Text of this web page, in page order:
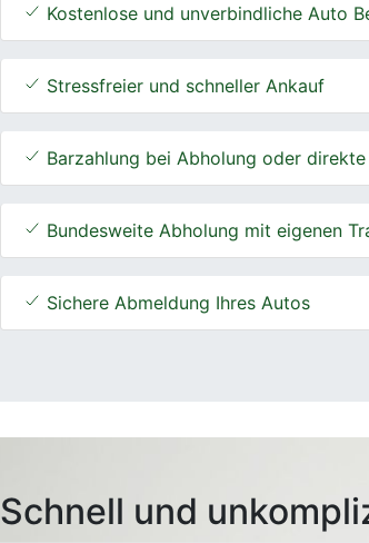
Kostenlose und unverbindliche Auto
Stressfreier und schneller Ankauf
Barzahlung bei Abholung oder
Bundesweite Abholung mit eigenen
Sichere Abmeldung Ihres Autos
Schnell und